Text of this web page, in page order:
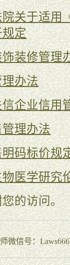
关于适用
定
装修管理
办法
企业信用
理办法
码标价规
医学研究
的访问。
微信号：